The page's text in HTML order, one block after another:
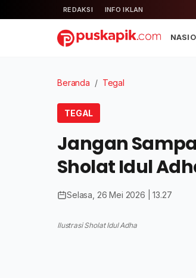
REDAKSI INFO IKLAN
Beranda / Tegal
TEGAL
Jangan
Sholat Idul
Selasa, 26 Mei 2026 | 13.27
Ilustrasi Sholat Idul Adha